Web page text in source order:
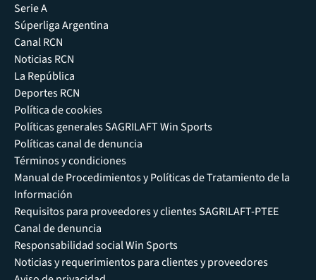
Serie A
Súperliga Argentina
Canal RCN
Noticias RCN
La República
Deportes RCN
Política de cookies
Políticas generales SAGRILAFT Win Sports
Políticas canal de denuncia
Términos y condiciones
Manual de Procedimientos y Políticas de Tratamiento de la
Información
Requisitos para proveedores y clientes SAGRILAFT-PTEE
Canal de denuncia
Responsabilidad social Win Sports
Noticias y requerimientos para clientes y proveedores